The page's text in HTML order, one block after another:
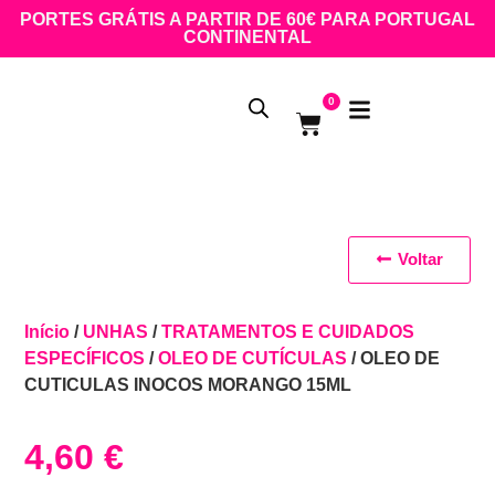
PORTES GRÁTIS A PARTIR DE 60€ PARA PORTUGAL
CONTINENTAL
0
Início / UNHAS /TRATAMENTOS E CUIDADOS
ESPECÍFICOS /OLEO DE CUTÍCULAS / OLEO DE
CUTICULAS INOCOS MORANGO 15ML
4,60€
Voltar